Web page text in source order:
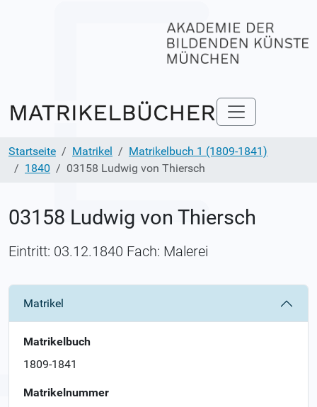
Startseite Matrikel
Matrikelbuch 1 (1809-1841)
1840
03158 Ludwig von Thiersch
03158 Ludwig von Thiersch
Eintritt: 03.12.1840 Fach: Malerei
Matrikel
Matrikelbuch
1809-1841
Matrikelnummer